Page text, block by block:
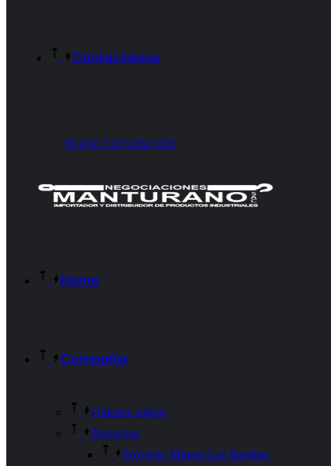
Contactenos
PEDIR COTIZACIÓN
Home
Compañia
Quienes somos
Proyectos
Proyecto Minera Las Bambas